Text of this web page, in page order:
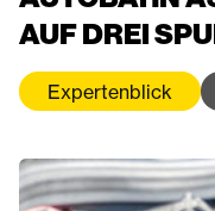
AUF DREI
Expertenblick